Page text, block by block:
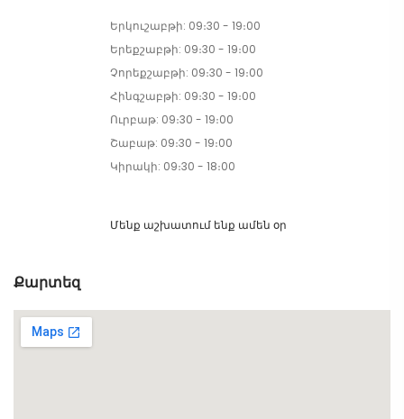
Երկուշաբթի: 09։30 - 19։00
Երեքշաբթի: 09։30 - 19։00
Չորեքշաբթի: 09։30 - 19։00
Հինգշաբթի: 09։30 - 19։00
Ուրբաթ: 09։30 - 19։00
Շաբաթ: 09։30 - 19։00
Կիրակի: 09։30 - 18։00
Մենք աշխատում ենք ամեն օր
Քարտեզ